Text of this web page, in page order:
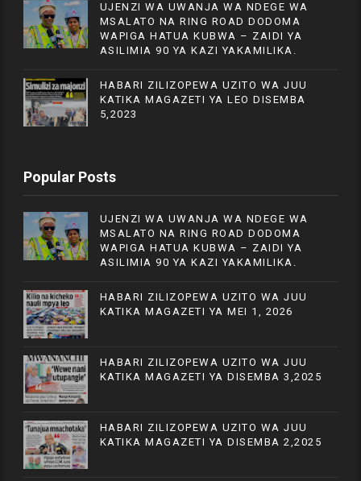
UJENZI WA UWANJA WA NDEGE WA
MSALATO NA RING ROAD DODOMA
WAPIGA HATUA KUBWA – ZAIDI YA
ASILIMIA 90 YA KAZI YAKAMILIKA.
HABARI ZILIZOPEWA UZITO WA JUU
KATIKA MAGAZETI YA LEO DISEMBA
5,2023
Popular Posts
UJENZI WA UWANJA WA NDEGE WA
MSALATO NA RING ROAD DODOMA
WAPIGA HATUA KUBWA – ZAIDI YA
ASILIMIA 90 YA KAZI YAKAMILIKA.
HABARI ZILIZOPEWA UZITO WA JUU
KATIKA MAGAZETI YA MEI 1, 2026
HABARI ZILIZOPEWA UZITO WA JUU
KATIKA MAGAZETI YA DISEMBA 3,2025
HABARI ZILIZOPEWA UZITO WA JUU
KATIKA MAGAZETI YA DISEMBA 2,2025